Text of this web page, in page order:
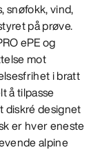
snøfokk, vind,
på prøve.
ePE og
mot
i bratt
å tilpasse
diskré designet
er hver eneste
alpine